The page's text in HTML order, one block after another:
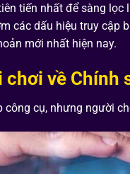
tiến nhất để sàng
các dấu hiệu truy cập
mới nhất hiện nay.
về Chính
cụ, nhưng người